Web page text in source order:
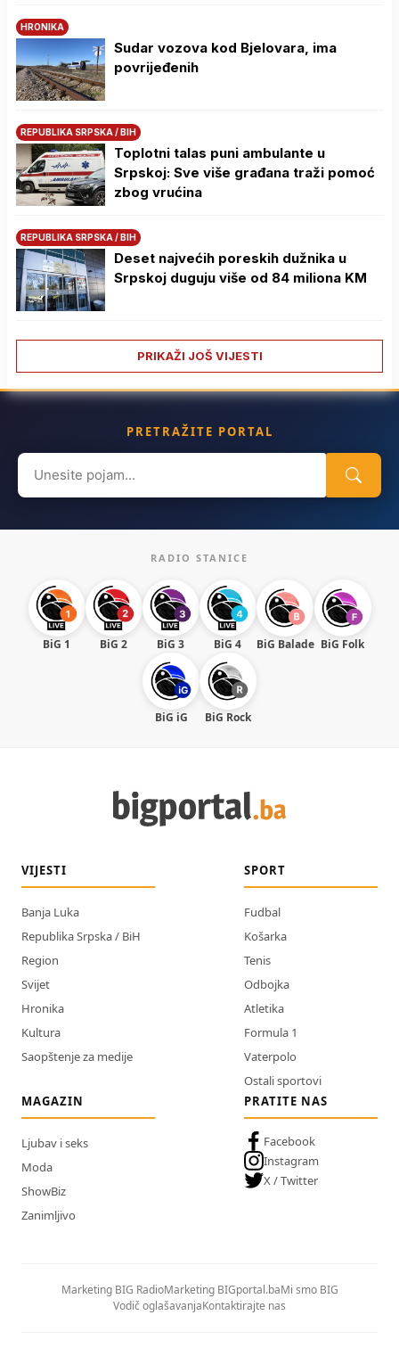
HRONIKA
Sudar vozova kod Bjelovara, ima
povrijeđenih
REPUBLIKA SRPSKA / BIH
Toplotni talas puni ambulante u
Srpskoj: Sve više građana traži pomoć
zbog vrućina
REPUBLIKA SRPSKA / BIH
Deset najvećih poreskih dužnika u
Srpskoj duguju više od 84 miliona KM
PRIKAŽI JOŠ VIJESTI
PRETRAŽITE PORTAL
Search
for:
RADIO STANICE
BiG 1 BiG 2 BiG 3 BiG 4 BiG Balade BiG Folk
BiG iG BiG Rock
VIJESTI
Banja Luka
Republika Srpska / BiH
Region
Svijet
Hronika
Kultura
Saopštenje za medije
SPORT
Fudbal
Košarka
Tenis
Odbojka
Atletika
Formula 1
Vaterpolo
Ostali sportovi
MAGAZIN
Ljubav i seks
Moda
ShowBiz
Zanimljivo
PRATITE NAS
Facebook
Instagram
X / Twitter
Marketing BIG RadioMarketing BIGportal.baMi smo BIG
Vodič oglašavanjaKontaktirajte nas